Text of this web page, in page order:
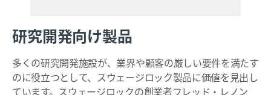
研究開発向け製品
多くの研究開発施設が、業界や顧客の厳しい要件を満たす
のに役立つとして、スウェージロック製品に価値を見出し
ています。スウェージロックの創業者フレッド・レノン